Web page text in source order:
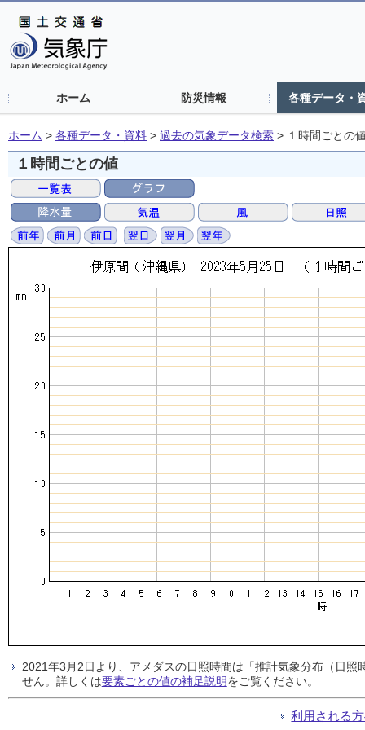
ホーム 防災情報 各種データ・
ホーム > 各種データ・資料 > 過去の気象データ検索 > １時間ごとの
１時間ごとの値
2021年3月2日より、アメダスの日照時間は「推計気象分布（日
せん。詳しくは要素ごとの値の補足説明をご覧ください。
利用される